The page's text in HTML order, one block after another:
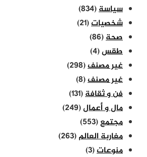
سياسة(834)
شخصيات(21)
صحة(86)
طقس(4)
غير مصنف(298)
غير مصنف(8)
فن و ثقافة(131)
مال و أعمال(249)
مجتمع(553)
مغاربة العالم(263)
منوعات(3)